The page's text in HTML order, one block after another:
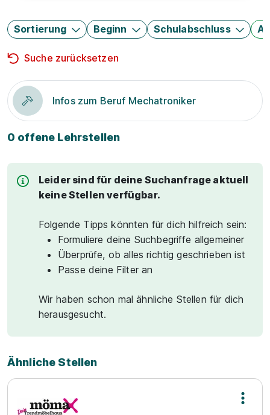
Sortierung Beginn Schulabschluss
Suche zurücksetzen
Infos zum Beruf Mechatroniker
0 offene Lehrstellen
Leider sind für deine Suchanfrage aktuell
keine Stellen verfügbar.
Folgende Tipps könnten für dich hilfreich sein:
Formuliere deine Suchbegriffe allgemeiner
Überprüfe, ob alles richtig geschrieben ist
Passe deine Filter an
Wir haben schon mal ähnliche Stellen für dich
herausgesucht.
Ähnliche Stellen